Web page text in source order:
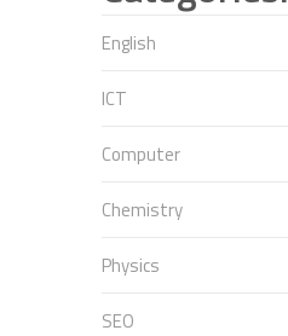
English
ICT
Computer
Chemistry
Physics
SEO